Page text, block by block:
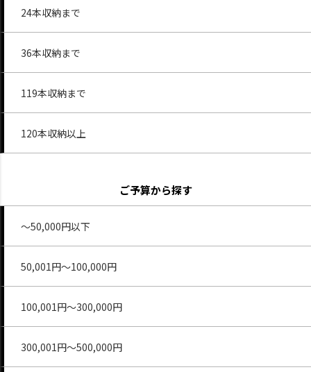
24本収納まで
36本収納まで
119本収納まで
120本収納以上
ご予算から探す
～50,000円以下
50,001円～100,000円
100,001円～300,000円
300,001円～500,000円